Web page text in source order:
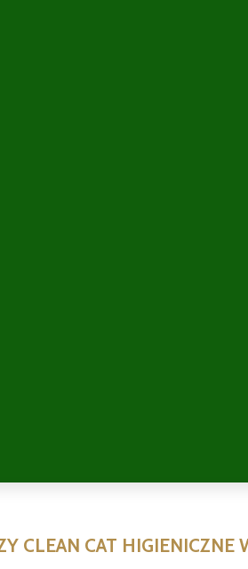
CLEAN CAT